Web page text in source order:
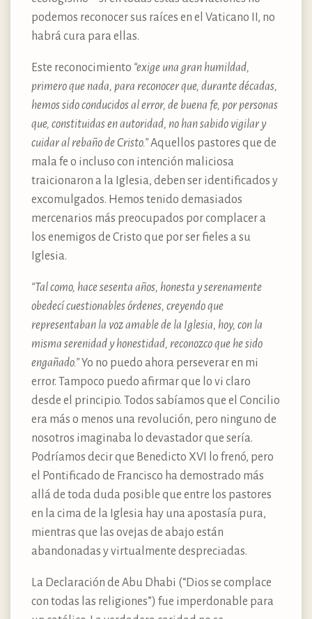
podemos reconocer sus raíces en el Vaticano II, no
habrá cura para ellas.
Este reconocimiento “exige una gran humildad,
primero que nada, para reconocer que, durante décadas,
hemos sido conducidos al error, de buena fe, por personas
que, constituidas en autoridad, no han sabido vigilar y
cuidar al rebaño de Cristo.”Aquellos pastores que de
mala fe o incluso con intención maliciosa
traicionaron a la Iglesia, deben ser identificados y
excomulgados. Hemos tenido demasiados
mercenarios más preocupados por complacer a
los enemigos de Cristo que por ser fieles a su
Iglesia.
“Tal como, hace sesenta años, honesta y serenamente
obedecí cuestionables órdenes, creyendo que
representaban la voz amable de la Iglesia, hoy, con la
misma serenidad y honestidad, reconozco que he sido
engañado.”Yo no puedo ahora perseverar en mi
error. Tampoco puedo afirmar que lo vi claro
desde el principio. Todos sabíamos que el Concilio
era más o menos una revolución, pero ninguno de
nosotros imaginaba lo devastador que sería.
Podríamos decir que Benedicto XVI lo frenó, pero
el Pontificado de Francisco ha demostrado más
allá de toda duda posible que entre los pastores
en la cima de la Iglesia hay una apostasía pura,
mientras que las ovejas de abajo están
abandonadas y virtualmente despreciadas.
La Declaración de Abu Dhabi (“Dios se complace
con todas las religiones”) fue imperdonable para